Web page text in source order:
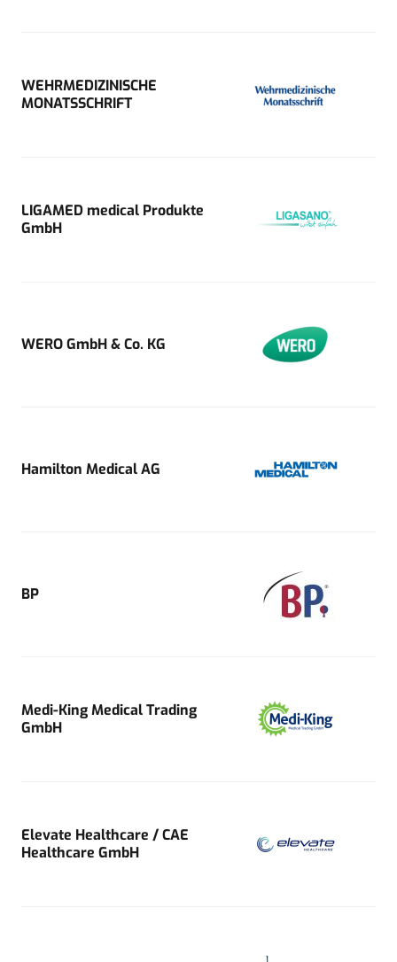
WEHRMEDIZINISCHE
MONATSSCHRIFT
LIGAMED medical Produkte
GmbH
WERO GmbH & Co. KG
Hamilton Medical AG
BP
Medi-King Medical Trading
GmbH
Elevate Healthcare / CAE
Healthcare GmbH